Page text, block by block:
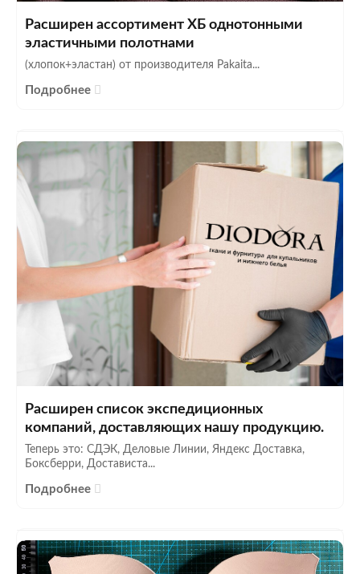
Расширен ассортимент ХБ однотонными
эластичными полотнами
(хлопок+эластан) от производителя Pakaita...
Подробнее
Расширен список экспедиционных
компаний, доставляющих нашу продукцию.
Теперь это: СДЭК, Деловые Линии, Яндекс Доставка,
Боксберри, Достависта...
Подробнее